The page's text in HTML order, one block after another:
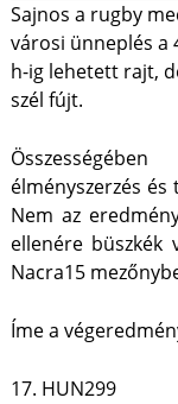
Sajnos a rugby
városi ünneplés a
h-ig lehetett rajt,
szél fújt.
élményszerzés
Nem az
ellenére büszkék
Nacra15
Íme a
17. HUN299